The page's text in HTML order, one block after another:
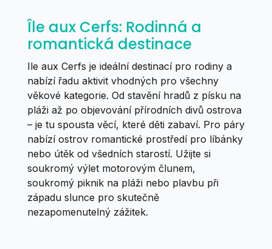
Île aux Cerfs: Rodinná a
romantická destinace
Ile aux Cerfs je ideální destinací pro rodiny a
nabízí řadu aktivit vhodných pro všechny
věkové kategorie. Od stavění hradů z písku na
pláži až po objevování přírodních divů ostrova
– je tu spousta věcí, které děti zabaví. Pro páry
nabízí ostrov romantické prostředí pro líbánky
nebo útěk od všedních starostí. Užijte si
soukromý výlet motorovým člunem,
soukromý piknik na pláži nebo plavbu při
západu slunce pro skutečně
nezapomenutelný zážitek.